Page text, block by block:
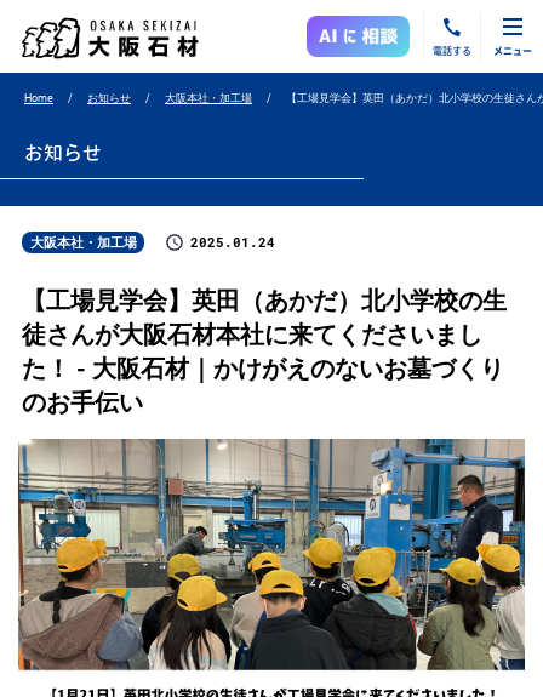
電話する メニュー
Home お知らせ 大阪本社・加工場 【工場見学会】英田（あかだ）北小学校の生徒さ
お知らせ
大阪本社・加工場 2025.01.24
【工場見学会】英田（あかだ）北小学校の生
徒さんが大阪石材本社に来てくださいまし
た！ - 大阪石材｜かけがえのないお墓づくり
のお手伝い